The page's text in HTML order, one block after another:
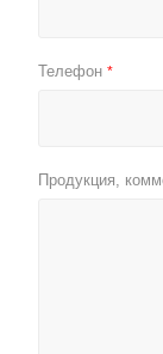
Телефон *
Продукция,